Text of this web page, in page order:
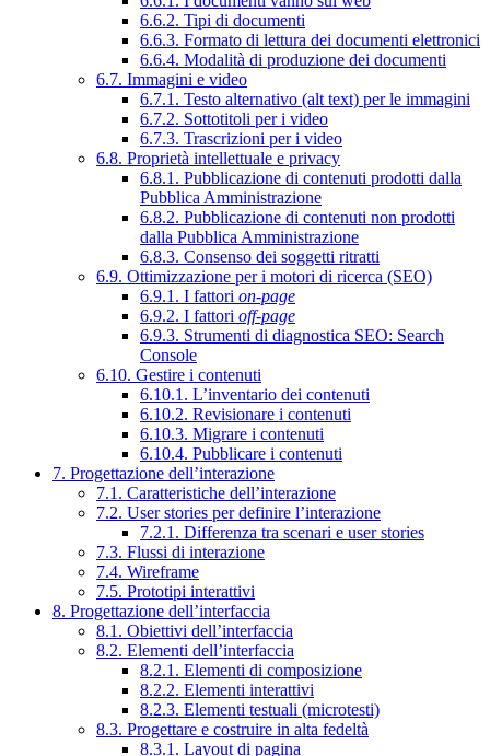
6.6.2. Tipi di documenti
6.6.3. Formato di lettura dei documenti elettronici
6.6.4. Modalità di produzione dei documenti
6.7. Immagini e video
6.7.1. Testo alternativo (alt text) per le immagini
6.7.2. Sottotitoli per i video
6.7.3. Trascrizioni per i video
6.8. Proprietà intellettuale e privacy
6.8.1. Pubblicazione di contenuti prodotti dalla
Pubblica Amministrazione
6.8.2. Pubblicazione di contenuti non prodotti
dalla Pubblica Amministrazione
6.8.3. Consenso dei soggetti ritratti
6.9. Ottimizzazione per i motori di ricerca (SEO)
6.9.1. I fattori on-page
6.9.2. I fattori off-page
6.9.3. Strumenti di diagnostica SEO: Search
Console
6.10. Gestire i contenuti
6.10.1. L’inventario dei contenuti
6.10.2. Revisionare i contenuti
6.10.3. Migrare i contenuti
6.10.4. Pubblicare i contenuti
7. Progettazione dell’interazione
7.1. Caratteristiche dell’interazione
7.2. User stories per definire l’interazione
7.2.1. Differenza tra scenari e user stories
7.3. Flussi di interazione
7.4. Wireframe
7.5. Prototipi interattivi
8. Progettazione dell’interfaccia
8.1. Obiettivi dell’interfaccia
8.2. Elementi dell’interfaccia
8.2.1. Elementi di composizione
8.2.2. Elementi interattivi
8.2.3. Elementi testuali (microtesti)
8.3. Progettare e costruire in alta fedeltà
8.3.1. Layout di pagina